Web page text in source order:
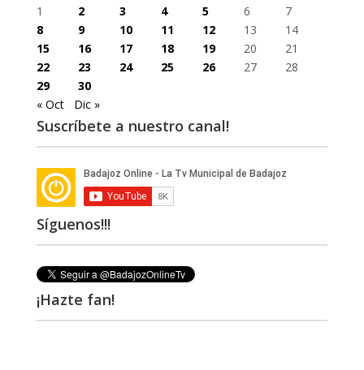
1
2 3 4 5 6
7
8
9 10 11 12 13
14
15
16 17 18 19 20
21
22
23 24 25 26 27
28
29
30
« Oct
Dic »
Suscríbete a nuestro canal!
Síguenos!!!
¡Hazte fan!